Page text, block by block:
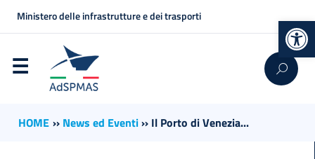
Ministero delle infrastrutture e dei trasporti
HOME ›› News ed Eventi›› Il Porto di Venezia...